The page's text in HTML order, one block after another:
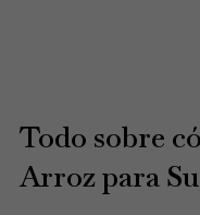
Todo sobre
Arroz para